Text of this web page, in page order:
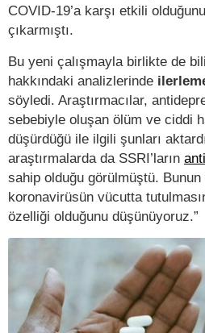
COVID-19’a karşı etkili
çıkarmıştı.
Bu yeni çalışmayla birlikte de
hakkındaki analizlerinde
söyledi. Araştırmacılar,
sebebiyle oluşan ölüm ve ciddi
düşürdüğü ile ilgili şunları
araştırmalarda da SSRI’ların
sahip olduğu görülmüştü. Bunun
koronavirüsün vücutta
özelliği olduğunu düşünüyoruz.”